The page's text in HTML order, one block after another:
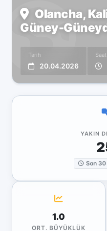
Olancha,
Güney-
Tarih
20.04.2026
Saat
YAKIN
Son
1.0
ORT. BÜYÜKLÜK